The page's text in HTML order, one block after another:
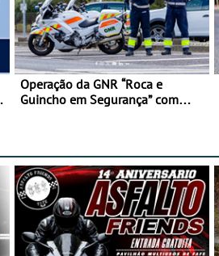
Operação da GNR “Roca e
Guincho em Segurança” com